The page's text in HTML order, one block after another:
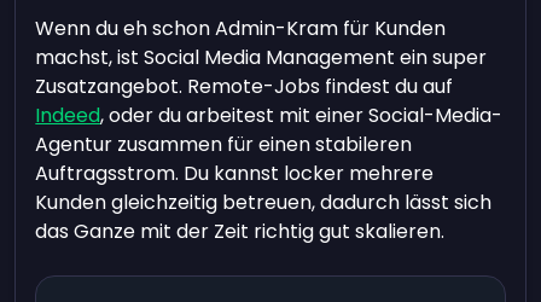
Wenn du eh schon Admin-Kram für Kunden
machst, ist Social Media Management ein super
Zusatzangebot. Remote-Jobs findest du auf
Indeed, oder du arbeitest mit einer Social-Media-
Agentur zusammen für einen stabileren
Auftragsstrom. Du kannst locker mehrere
Kunden gleichzeitig betreuen, dadurch lässt sich
das Ganze mit der Zeit richtig gut skalieren.